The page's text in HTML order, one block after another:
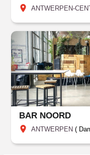
ANTWERPEN-
BAR NOORD
ANTWERPEN (